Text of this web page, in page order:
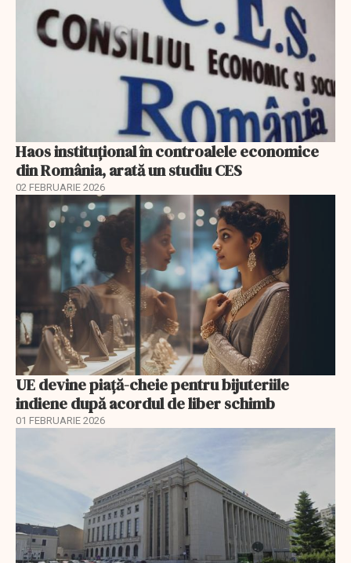
Haos instituțional în controalele economice
din România, arată un studiu CES
02 FEBRUARIE 2026
UE devine piață-cheie pentru bijuteriile
indiene după acordul de liber schimb
01 FEBRUARIE 2026